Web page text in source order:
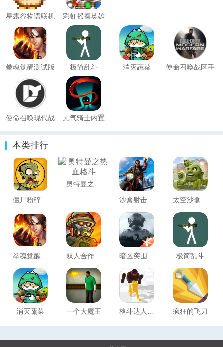
星露谷物语联机
版(Stardew
Valley)
彩虹摇摆英雄
(Rainbow Swing
Hero)
拳魂觉醒测试版 极简乱斗 消灭蔬菜
使命召唤战区手
使命召唤现代战
争2022(DY视觉
站_1.8)
元气骑士内置
MOD菜单
本类排行
极简乱斗
消灭蔬菜 一个大魔王 疯狂的飞刀